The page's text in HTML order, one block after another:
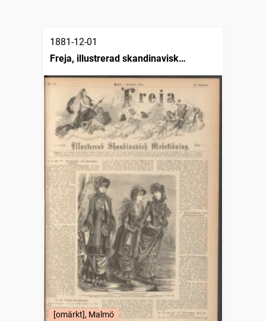
1881-12-01
Freja, illustrerad skandinavisk
modetidning
[omärkt], Malmö